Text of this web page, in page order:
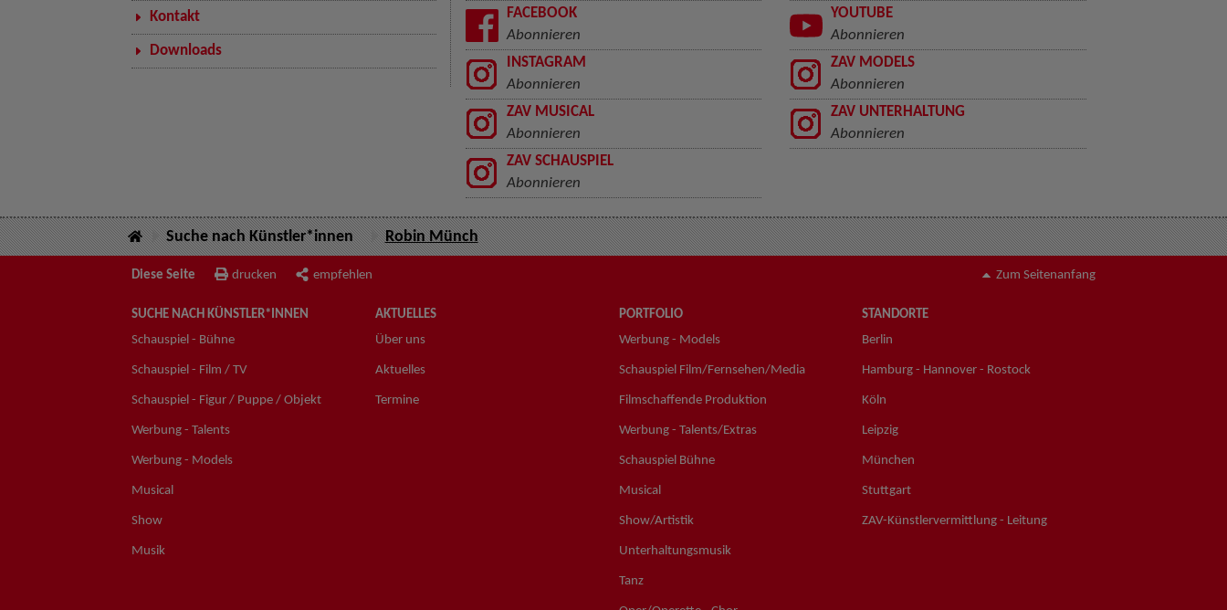
Kontakt
Downloads
FACEBOOK
Abonnieren
YOUTUBE
Abonnieren
INSTAGRAM
Abonnieren
ZAV MODELS
Abonnieren
ZAV MUSICAL
Abonnieren
ZAV UNTERHALTUNG
Abonnieren
ZAV SCHAUSPIEL
Abonnieren
Suche nach Künstler*innen Robin Münch
Diese Seite drucken empfehlen Zum Seitenanfang
SUCHE NACH KÜNSTLER*INNEN
Schauspiel - Bühne
Schauspiel - Film / TV
Schauspiel - Figur / Puppe / Objekt
Werbung - Talents
Werbung - Models
Musical
Show
Musik
AKTUELLES
Über uns
Aktuelles
Termine
PORTFOLIO
Werbung - Models
Schauspiel Film/Fernsehen/Media
Filmschaffende Produktion
Werbung - Talents/Extras
Schauspiel Bühne
Musical
Show/Artistik
Unterhaltungsmusik
Tanz
STANDORTE
Berlin
Hamburg - Hannover - Rostock
Köln
Leipzig
München
Stuttgart
ZAV-Künstlervermittlung - Leitung